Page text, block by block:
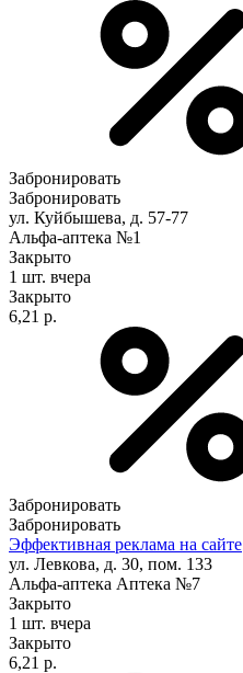
Забронировать
Забронировать
ул. Куйбышева, д. 57-77
Альфа-аптека №1
Закрыто
1 шт. вчера
Закрыто
6,21 р.
Забронировать
Забронировать
Эффективная реклама на сайте
ул. Левкова, д. 30, пом. 133
Альфа-аптека Аптека №7
Закрыто
1 шт. вчера
Закрыто
6,21 р.